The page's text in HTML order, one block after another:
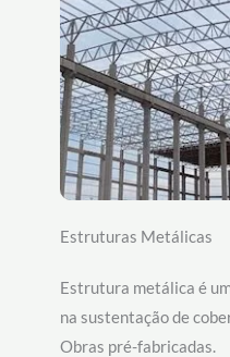
Estruturas Metálicas
Estrutura metálica é
na sustentação de
Obras pré-fabricadas.